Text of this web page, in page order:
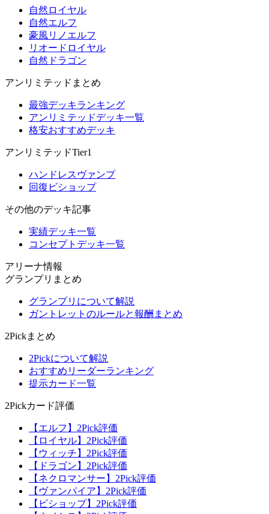
自然ロイヤル
自然エルフ
豪風リノエルフ
リオードロイヤル
自然ドラゴン
アンリミテッドまとめ
最強デッキランキング
アンリミテッドデッキ一覧
格安おすすめデッキ
アンリミテッドTier1
ハンドレスヴァンプ
回復ビショップ
その他のデッキ記事
実績デッキ一覧
コンセプトデッキ一覧
アリーナ情報
グランプリまとめ
グランプリについて解説
ガントレットのルールと報酬まとめ
2Pickまとめ
2Pickについて解説
おすすめリーダーランキング
提示カード一覧
2Pickカード評価
【エルフ】2Pick評価
【ロイヤル】2Pick評価
【ウィッチ】2Pick評価
【ドラゴン】2Pick評価
【ネクロマンサー】2Pick評価
【ヴァンパイア】2Pick評価
【ビショップ】2Pick評価